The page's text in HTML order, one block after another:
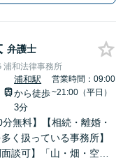
弁護士
浦和法律事務所
浦和駅
から徒歩
3分
営業時間：09:00
~21:00（平日）
分無料】【相続・離婚・
く扱っている事務所】
面談可】「山・畑・空き